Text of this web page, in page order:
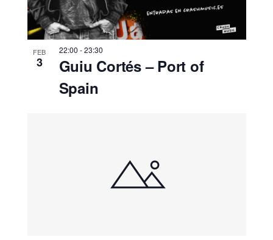
FEB
3
22:00 -23:30
Guiu Cortés – Port of
Spain